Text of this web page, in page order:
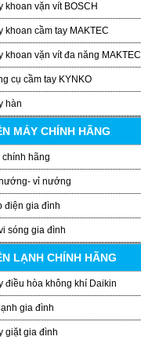
khoan vặn vít BOSCH
khoan cầm tay MAKTEC
khoan vặn vít đa năng MAKTEC
cụ cầm tay KYNKO
hàn
MÁY CHÍNH HÃNG
chính hãng
vỉ nướng
điện gia đình
sóng gia đình
LẠNH CHÍNH HÃNG
điều hòa không khí Daikin
gia đình
giặt gia đình